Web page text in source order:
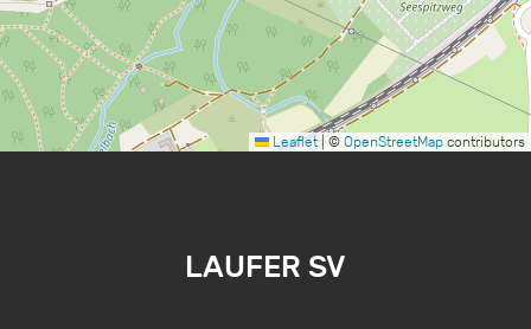
Leaflet |© OpenStreetMap contributors
LAUFER SV